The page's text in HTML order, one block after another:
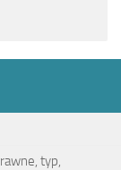
typ,